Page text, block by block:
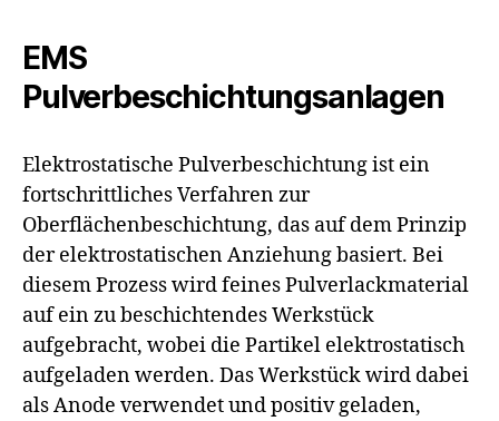
EMS
Pulverbeschichtungsanlagen
Elektrostatische Pulverbeschichtung ist ein
fortschrittliches Verfahren zur
Oberflächenbeschichtung, das auf dem Prinzip
der elektrostatischen Anziehung basiert. Bei
diesem Prozess wird feines Pulverlackmaterial
auf ein zu beschichtendes Werkstück
aufgebracht, wobei die Partikel elektrostatisch
aufgeladen werden. Das Werkstück wird dabei
als Anode verwendet und positiv geladen,